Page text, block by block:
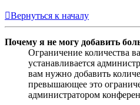
Вернуться к началу
Почему я не могу добавить
Ограничение количества
устанавливается
вам нужно добавить
превышающее это
администратором